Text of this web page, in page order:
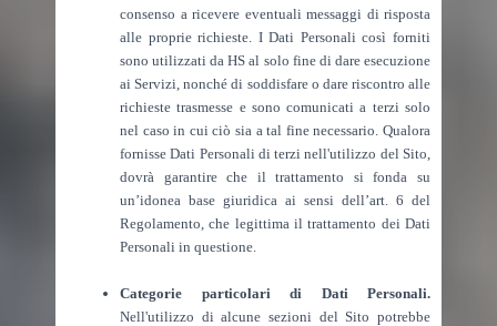
consenso a ricevere eventuali messaggi di risposta
alle proprie richieste. I Dati Personali così forniti
sono utilizzati da HS al solo fine di dare esecuzione
ai Servizi, nonché di soddisfare o dare riscontro alle
richieste trasmesse e sono comunicati a terzi solo
nel caso in cui ciò sia a tal fine necessario. Qualora
fornisse Dati Personali di terzi nell'utilizzo del Sito,
dovrà garantire che il trattamento si fonda su
un’idonea base giuridica ai sensi dell’art. 6 del
Regolamento, che legittima il trattamento dei Dati
Personali in questione.
Categorie particolari di Dati Personali.
Nell'utilizzo di alcune sezioni del Sito potrebbe